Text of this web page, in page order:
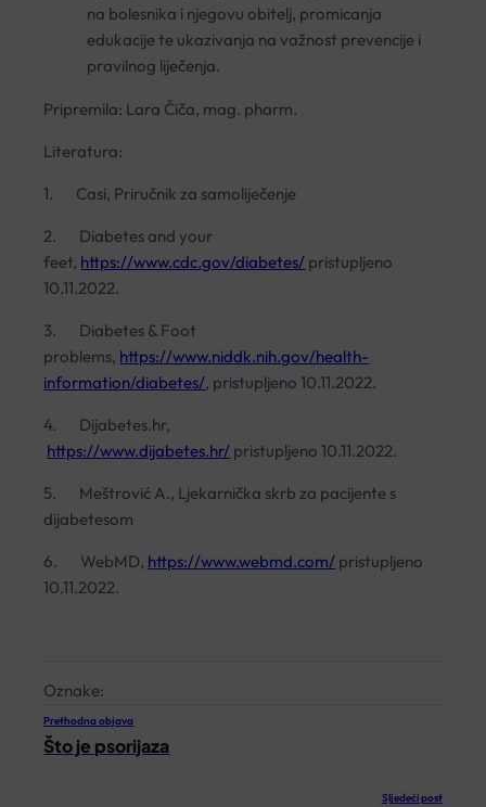
na bolesnika i njegovu obitelj, promicanja
edukacije te ukazivanja na važnost prevencije i
pravilnog liječenja.
Pripremila: Lara Čiča, mag. pharm.
Literatura:
1. Casi, Priručnik za samoliječenje
2. Diabetes and your
feet, https://www.cdc.gov/diabetes/ pristupljeno
10.11.2022.
3. Diabetes & Foot
problems, https://www.niddk.nih.gov/health-
information/diabetes/, pristupljeno 10.11.2022.
4. Dijabetes.hr,
https://www.dijabetes.hr/ pristupljeno 10.11.2022.
5. Meštrović A., Ljekarnička skrb za pacijente s
dijabetesom
6. WebMD, https://www.webmd.com/ pristupljeno
10.11.2022.
Oznake:
Prethodna objava
Što je psorijaza
Sljedeći post